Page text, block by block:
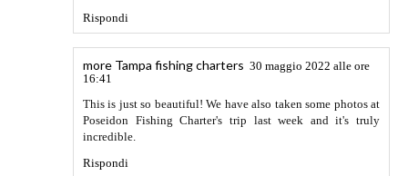
Rispondi
more Tampa fishing charters 30 maggio 2022 alle ore
16:41
This is just so beautiful! We have also taken some photos at
Poseidon Fishing Charter's trip last week and it's truly
incredible.
Rispondi